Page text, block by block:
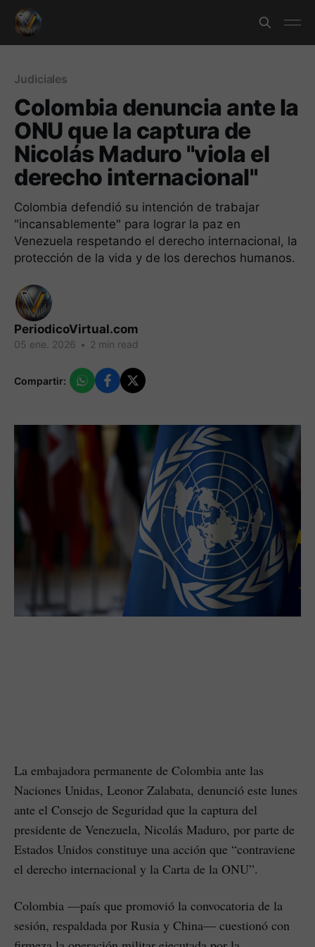
Judiciales
Colombia denuncia ante la
ONU que la captura de
Nicolás Maduro "viola el
derecho internacional"
Colombia defendió su intención de trabajar
"incansablemente" para lograr la paz en
Venezuela respetando el derecho internacional, la
protección de la vida y de los derechos humanos.
PeriodicoVirtual.com
05 ene. 2026 • 2 min read
Compartir:
La embajadora permanente de Colombia ante las
Naciones Unidas, Leonor Zalabata, denunció este lunes
ante el Consejo de Seguridad que la captura del
presidente de Venezuela, Nicolás Maduro, por parte de
Estados Unidos constituye una acción que “contraviene
el derecho internacional y la Carta de la ONU”.
Colombia —país que promovió la convocatoria de la
sesión, respaldada por Rusia y China— cuestionó con